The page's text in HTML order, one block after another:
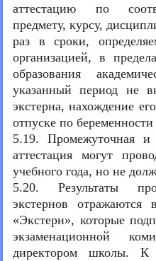
аттестацию по
предмету, курсу,
раз в сроки,
организацией, в
образования
указанный период не
экстерна, нахождение
отпуске по
5.19. Промежуточная и
аттестация могут
учебного года, но не
5.20. Результаты
экстернов отражаются
«Экстерн», которые
экзаменационной
директором школы. К